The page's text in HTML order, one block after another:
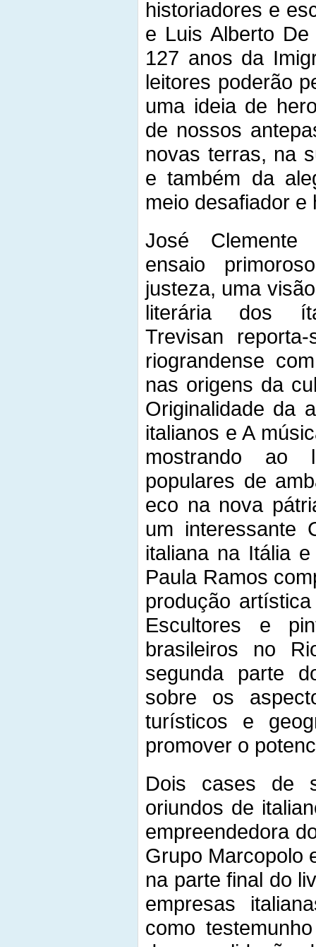
historiadores e
e Luis Alberto
127 anos da
leitores poderão
uma ideia de
de nossos
novas terras, na
e também da
meio desafiador e
José Clemente
ensaio
justeza, uma
literária dos
Trevisan
riograndense
nas origens da
Originalidade da
italianos e A
mostrando ao
populares de
eco na nova
um interessante
italiana na Itália
Paula Ramos
produção
Escultores e
brasileiros no
segunda parte
sobre os
turísticos e
promover o
Dois cases de
oriundos de
empreendedora
Grupo Marcopolo
na parte final do
empresas
como